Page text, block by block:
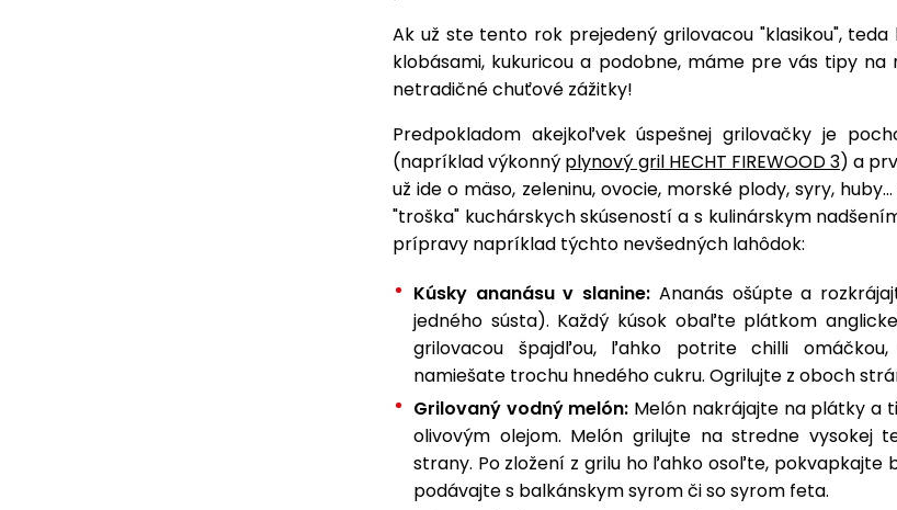
Ak už ste tento rok prejedený grilovacou "klasikou", teda
klobásami, kukuricou a podobne, máme pre vás tipy na
netradičné chuťové zážitky!
Predpokladom akejkoľvek úspešnej grilovačky je
(napríklad výkonný plynový gril HECHT FIREWOOD 3) a
už ide o mäso, zeleninu, ovocie, morské plody, syry,
"troška" kuchárskych skúseností a s kulinárskym
prípravy napríklad týchto nevšedných lahôdok:
Kúsky ananásu v slanine: Ananás ošúpte a
jedného sústa). Každý kúsok obaľte plátkom
grilovacou špajdľou, ľahko potrite chilli
namiešate trochu hnedého cukru. Ogrilujte z oboch
Grilovaný vodný melón: Melón nakrájajte na plátky a
olivovým olejom. Melón grilujte na stredne vysokej
strany. Po zložení z grilu ho ľahko osoľte, pokvapkajte
podávajte s balkánskym syrom či so syrom feta.